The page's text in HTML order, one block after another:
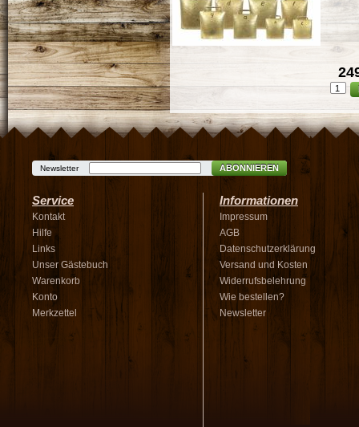
Newsletter ABONNIEREN
Service
Kontakt
Hilfe
Links
Unser Gästebuch
Warenkorb
Konto
Merkzettel
Informationen
Impressum
AGB
Datenschutzerklärung
Versand und Kosten
Widerrufsbelehrung
Wie bestellen?
Newsletter